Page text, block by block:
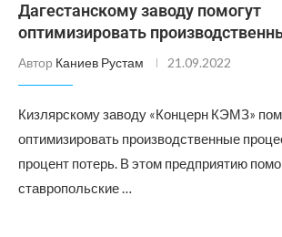
Дагестанскому заводу помогут
оптимизировать
Автор Каниев Рустам 21.09.2022
Кизлярскому заводу «Концерн КЭМЗ»
оптимизировать производственные
процент потерь. В этом предприятию
ставропольские …